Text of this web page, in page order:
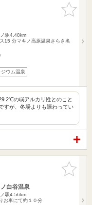
お気に入
りに追加
駅4.48km
15 分マキノ高原温泉さらさ名
ウム温泉
の弱アルカリ性とのこと
すが、冬場よりも賑わってい
お気に入
りに追加
白谷温泉
駅4.56km
お車にて約１０分